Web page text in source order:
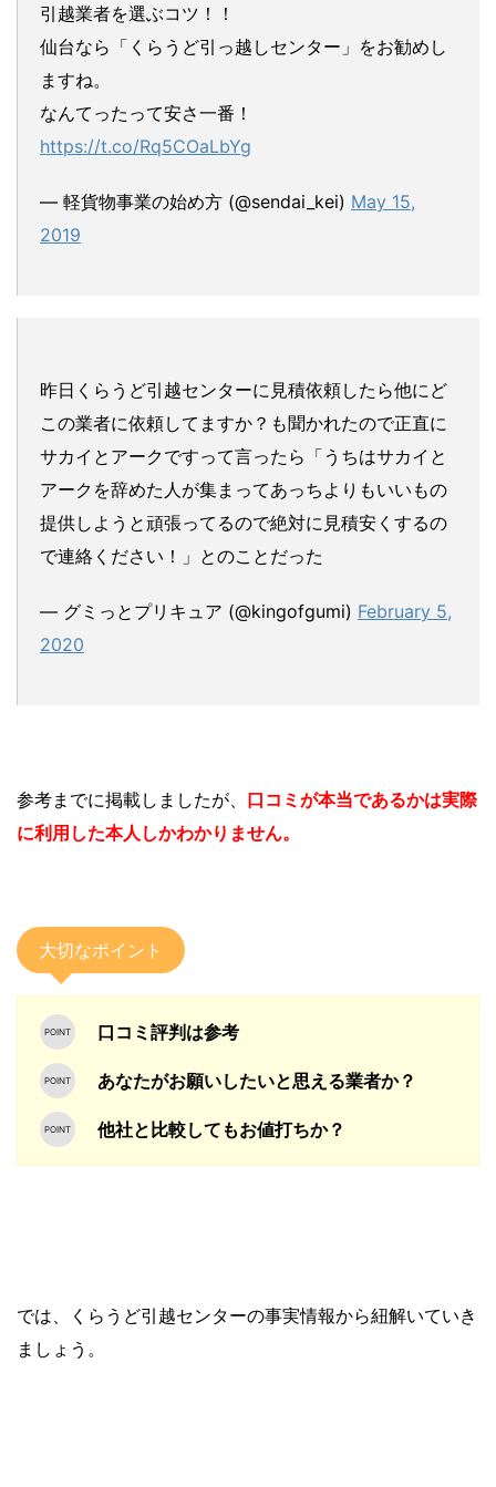
引越業者を選ぶコツ！！
仙台なら「くらうど引っ越しセンター」をお勧めし
ますね。
なんてったって安さ一番！
https://t.co/Rq5COaLbYg
— 軽貨物事業の始め方 (@sendai_kei) May 15,
2019
昨日くらうど引越センターに見積依頼したら他にど
この業者に依頼してますか？も聞かれたので正直に
サカイとアークですって言ったら「うちはサカイと
アークを辞めた人が集まってあっちよりもいいもの
提供しようと頑張ってるので絶対に見積安くするの
で連絡ください！」とのことだった
— グミっとプリキュア (@kingofgumi) February 5,
2020
参考までに掲載しましたが、 口コミが本当であるかは実際
に利用した本人しかわかりません。
大切なポイント
口コミ評判は参考
あなたがお願いしたいと思える業者か？
他社と比較してもお値打ちか？
では、くらうど引越センターの事実情報から紐解いていき
ましょう。